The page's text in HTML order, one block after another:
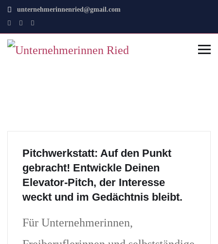
unternehmerinnenried@gmail.com
Pitchwerkstatt: Auf den Punkt
gebracht! Entwickle Deinen
Elevator-Pitch, der Interesse
weckt und im Gedächtnis bleibt.
Für Unternehmerinnen,